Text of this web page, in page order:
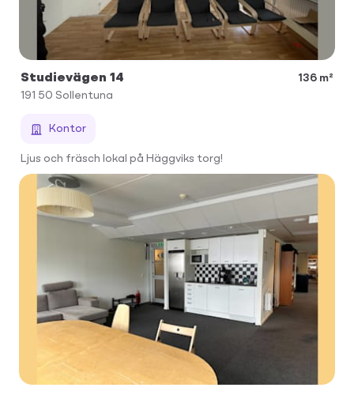
Studievägen 14
136 m²
191 50 Sollentuna
Kontor
Ljus och fräsch lokal på Häggviks torg!